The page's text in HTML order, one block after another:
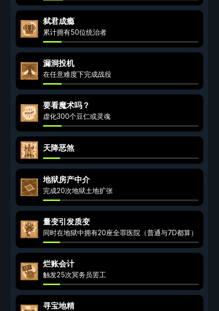
弑君成瘾
累计拥有50位统治者
漏洞投机
在任意难度下完成战役
要看魔术吗？
虚化300个豆仁或灵魂
天降恶煞
地狱房产中介
完成20次地狱土地扩张
量变引发质变
同时在地狱中拥有20座全罪医院（普通与7D都算）
烂账会计
触发25次冥务员罢工
寻宝地精